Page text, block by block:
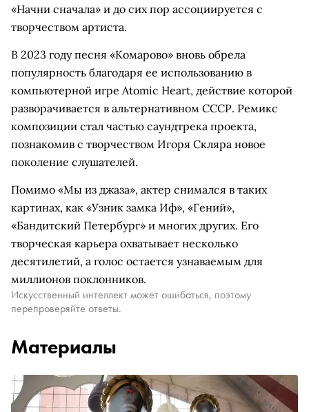
«Начни сначала» и до сих пор ассоциируется с
творчеством артиста.
В 2023 году песня «Комарово» вновь обрела
популярность благодаря ее использованию в
компьютерной игре Atomic Heart, действие которой
разворачивается в альтернативном СССР. Ремикс
композиции стал частью саундтрека проекта,
познакомив с творчеством Игоря Скляра новое
поколение слушателей.
Помимо «Мы из джаза», актер снимался в таких
картинах, как «Узник замка Иф», «Гений»,
«Бандитский Петербург» и многих других. Его
творческая карьера охватывает несколько
десятилетий, а голос остается узнаваемым для
миллионов поклонников.
Искусственный интеллект может ошибаться, поэтому
перепроверяйте ответы.
Материалы